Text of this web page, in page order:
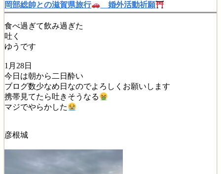
岡部総帥との滋賀県旅行 婚外活動祈願
食べ過ぎて飲み過ぎた
吐く
ゆうです
1月28日
今日は朝から二日酔い
ブログ数少なめ日なのでよろしくお願いします
携帯見てたら吐きそうなる
マジでやらかした
彦根城